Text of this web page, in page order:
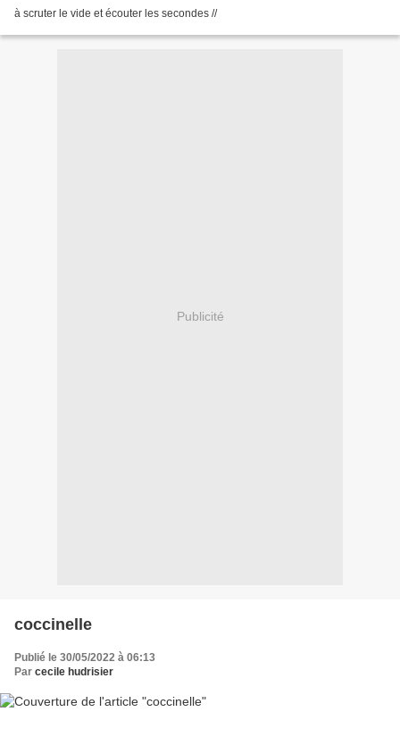
à scruter le vide et écouter les secondes //
Publicité
coccinelle
Publié le 30/05/2022 à 06:13
Par cecile hudrisier